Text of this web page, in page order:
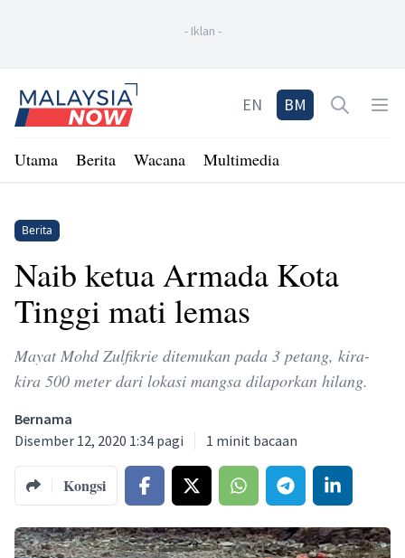
- Iklan -
Home
EN BM Open
Utama Berita Wacana Multimedia
Berita
Naib ketua Armada Kota
Tinggi mati lemas
Mayat Mohd Zulfikrie ditemukan pada 3 petang, kira-
kira 500 meter dari lokasi mangsa dilaporkan hilang.
Bernama
Disember 12, 2020 1:34 pagi
1 minit bacaan
Kongsi